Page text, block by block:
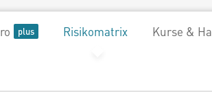
Risikomatrix Kurse &